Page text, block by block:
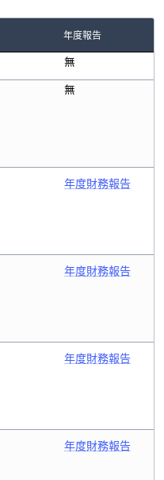
年度報告
無
無
年度財務報告
年度財務報告
年度財務報告
年度財務報告